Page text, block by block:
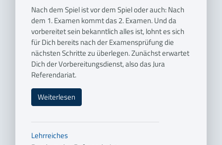
Nach dem Spiel ist vor dem Spiel oder auch: Nach
dem 1. Examen kommt das 2. Examen. Und da
vorbereitet sein bekanntlich alles ist, lohnt es sich
für Dich bereits nach der Examensprüfung die
nächsten Schritte zu überlegen. Zunächst erwartet
Dich der Vorbereitungsdienst, also das Jura
Referendariat.
Weiterlesen
Lehrreiches